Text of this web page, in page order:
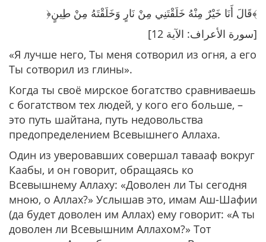
﴿قَالَ أَنَا خَيْرٌ مِنْهُ خَلَقْتَنِي مِنْ نَارٍ وَخَلَقْتَهُ مِنْ طِينٍ﴾
[سورة الأعراف: الآية 12]
«Я лучше него, Ты меня сотворил из огня, а его
Ты сотворил из глины».
Когда ты своё мирское богатство сравниваешь
с богатством тех людей, у кого его больше, –
это путь шайтана, путь недовольства
предопределением Всевышнего Аллаха.
Один из уверовавших совершал тавааф вокруг
Каабы, и он говорит, обращаясь ко
Всевышнему Аллаху: «Доволен ли Ты сегодня
мною, о Аллах?» Услышав это, имам Аш-Шафии
(да будет доволен им Аллах) ему говорит: «А ты
доволен ли Всевышним Аллахом?» Тот